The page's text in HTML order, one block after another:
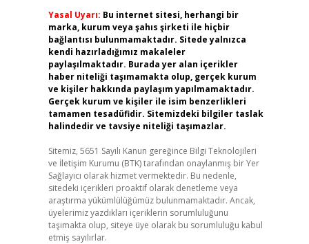
Yasal Uyarı: Bu internet sitesi, herhangi bir
marka, kurum veya şahıs şirketi ile hiçbir
bağlantısı bulunmamaktadır. Sitede yalnızca
kendi hazırladığımız makaleler
paylaşılmaktadır. Burada yer alan içerikler
haber niteliği taşımamakta olup, gerçek kurum
ve kişiler hakkında paylaşım yapılmamaktadır.
Gerçek kurum ve kişiler ile isim benzerlikleri
tamamen tesadüfidir. Sitemizdeki bilgiler taslak
halindedir ve tavsiye niteliği taşımazlar.
Sitemiz, 5651 Sayılı Kanun gereğince Bilgi Teknolojileri
ve İletişim Kurumu (BTK) tarafından onaylanmış bir Yer
Sağlayıcı olarak hizmet vermektedir. Bu nedenle,
sitedeki içerikleri proaktif olarak denetleme veya
araştırma yükümlülüğümüz bulunmamaktadır. Ancak,
üyelerimiz yazdıkları içeriklerin sorumluluğunu
taşımakta olup, siteye üye olarak bu sorumluluğu kabul
etmiş sayılırlar.